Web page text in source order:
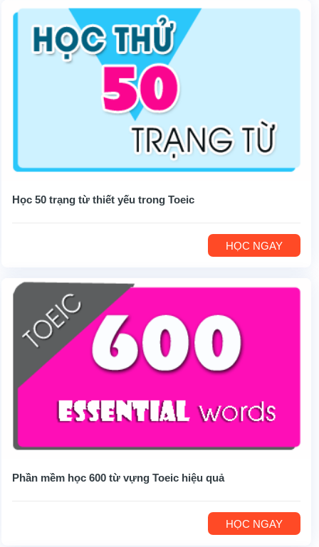
Học 50 trạng từ thiết yếu trong Toeic
HỌC NGAY
Phần mềm học 600 từ vựng Toeic hiệu quả
HỌC NGAY